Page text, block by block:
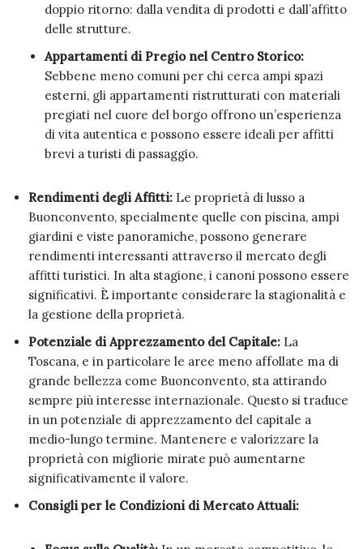
doppio ritorno: dalla vendita di prodotti e dall’affitto
delle strutture.
Appartamenti di Pregio nel Centro Storico:
Sebbene meno comuni per chi cerca ampi spazi
esterni, gli appartamenti ristrutturati con materiali
pregiati nel cuore del borgo offrono un’esperienza
di vita autentica e possono essere ideali per affitti
brevi a turisti di passaggio.
Rendimenti degli Affitti: Le proprietà di lusso a
Buonconvento, specialmente quelle con piscina, ampi
giardini e viste panoramiche, possono generare
rendimenti interessanti attraverso il mercato degli
affitti turistici. In alta stagione, i canoni possono essere
significativi. È importante considerare la stagionalità e
la gestione della proprietà.
Potenziale di Apprezzamento del Capitale: La
Toscana, e in particolare le aree meno affollate ma di
grande bellezza come Buonconvento, sta attirando
sempre più interesse internazionale. Questo si traduce
in un potenziale di apprezzamento del capitale a
medio-lungo termine. Mantenere e valorizzare la
proprietà con migliorie mirate può aumentarne
significativamente il valore.
Consigli per le Condizioni di Mercato Attuali: